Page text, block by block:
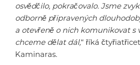
osvědčilo, pokračovalo. Jsme
odborně připravených
a otevřeně o nich komunikovat
chceme dělat dál,“ říká
Kaminaras.